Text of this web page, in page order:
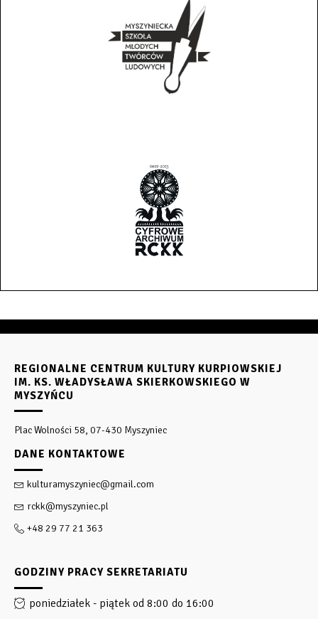
REGIONALNE CENTRUM KULTURY KURPIOWSKIEJ
IM. KS. WŁADYSŁAWA SKIERKOWSKIEGO W
MYSZYŃCU
Plac Wolności 58, 07-430 Myszyniec
DANE KONTAKTOWE
kulturamyszyniec@gmail.com
rckk@myszyniec.pl
+48 29 77 21 363
GODZINY PRACY SEKRETARIATU
poniedziałek - piątek od 8:00 do 16:00